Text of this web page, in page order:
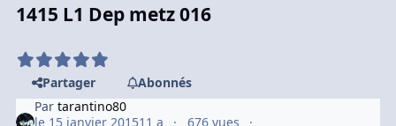
1415 L1 Dep metz 016
Partager
Abonnés
Partarantino80
le 15 janvier 201511 a
676 vues